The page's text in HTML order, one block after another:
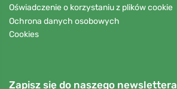
Oświadczenie o korzystaniu z plików cookie
Ochrona danych osobowych
Cookies
Zapisz się do naszego newslettera